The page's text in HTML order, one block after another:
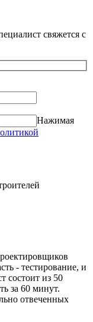
свяжется с
Нажимая
- тестирование, и
состоит из 50
за 60 минут.
отвеченных